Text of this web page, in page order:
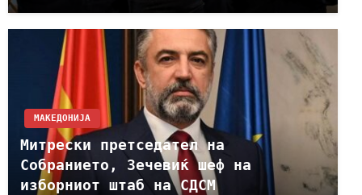
МАКЕДОНИЈА
Митрески претседател на
Собранието, Зечевиќ шеф на
изборниот штаб на СДСМ